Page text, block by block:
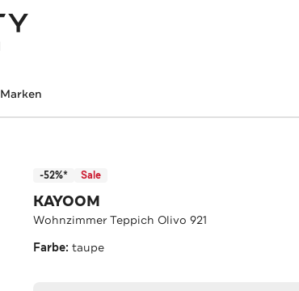
Marken
-52%* Sale
KAYOOM
Wohnzimmer Teppich Olivo 921
Farbe:taupe